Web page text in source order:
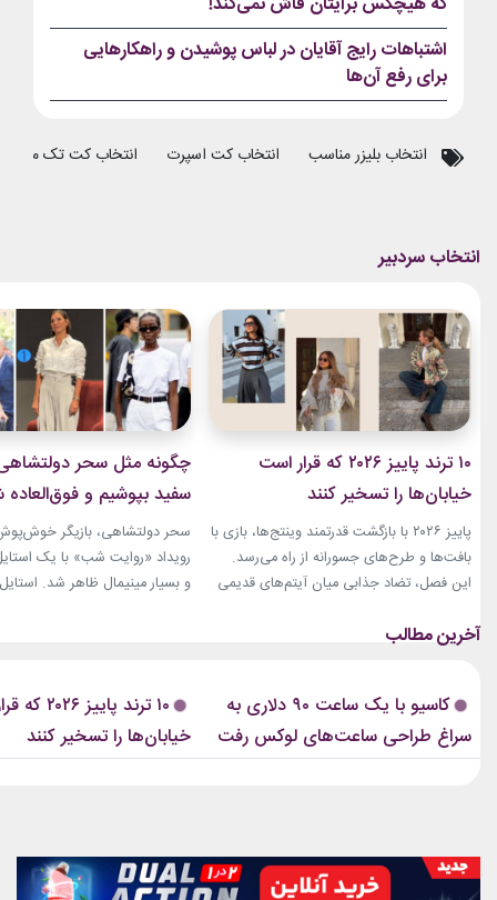
اشتباهات رایج آقایان در لباس پوشیدن و راهکارهایی
برای رفع آن‌ها
انتخاب بلیزر مناسب انتخاب کت اسپرت انتخاب کت تک مردانه
۱۰ ترند پاییز ۲۰۲۶ که قرار است
خیابان‌ها را تسخیر کنند
پاییز ۲۰۲۶ با بازگشت قدرتمند وینتج‌ها، بازی با
بافت‌ها و طرح‌های جسورانه از راه می‌رسد.
این فصل، تضاد جذابی میان آیتم‌های قدیمی
و تنگ تا دامن‌های چرم بلند، همه‌چیز برای
نیست. بسیاری از این ترندها،...
چگونه مثل سحر دولتشاهی
سفید بپوشیم و
به‌نظر برسیم؟
سحر دولتشاهی، بازیگر خوش‌پوش
رویداد «روایت شب» با یک
و بسیار مینیمال ظاهر شد.
نقره پاندورا...
کاسیو با یک ساعت ۹۰ دلاری به
سراغ طراحی ساعت‌های لوکس رفت
۱۰ ترند پاییز
خیابان‌ها را تسخیر کنند